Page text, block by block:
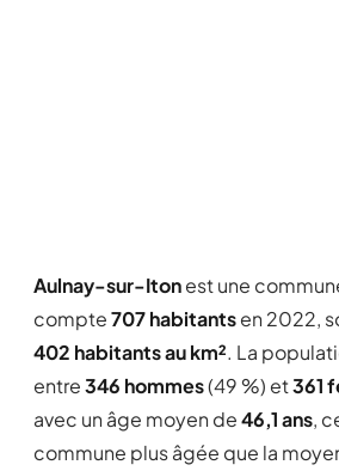
Aulnay-sur-Itonest une
compte707 habitantsen 2022,
402 habitants au km². La
entre346 hommes(49 %) et361
avec un âge moyen de46,1 ans,
commune plus âgée que la